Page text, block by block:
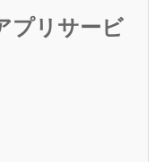
プリサービ